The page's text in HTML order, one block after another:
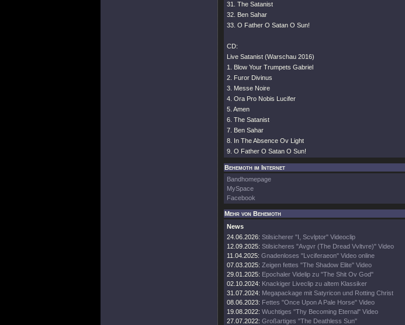
31. The Satanist
32. Ben Sahar
33. O Father O Satan O Sun!
CD:
Live Satanist (Warschau 2016)
1. Blow Your Trumpets Gabriel
2. Furor Divinus
3. Messe Noire
4. Ora Pro Nobis Lucifer
5. Amen
6. The Satanist
7. Ben Sahar
8. In The Absence Ov Light
9. O Father O Satan O Sun!
Behemoth im Internet
Bandhomepage
MySpace
Facebook
Mehr von Behemoth
News
24.06.2026: Stilsicherer "I, Scvlptor" Videoclip
12.09.2025: Stilsicheres "Avgvr (The Dread Vvltvre)" Video
11.04.2025: Gnadenloses "Lvciferaeon" Video online
07.03.2025: Zeigen fettes "The Shadow Elite" Video
29.01.2025: Epochaler Videlip zu "The Shit Ov God"
02.10.2024: Knackiger Liveclip zu altem Klassiker
31.07.2024: Megapackage mit Satyricon und Rotting Christ
08.06.2023: Fettes "Once Upon A Pale Horse" Video
19.08.2022: Wuchtiges "Thy Becoming Eternal" Video
27.07.2022: Großartiges "The Deathless Sun"